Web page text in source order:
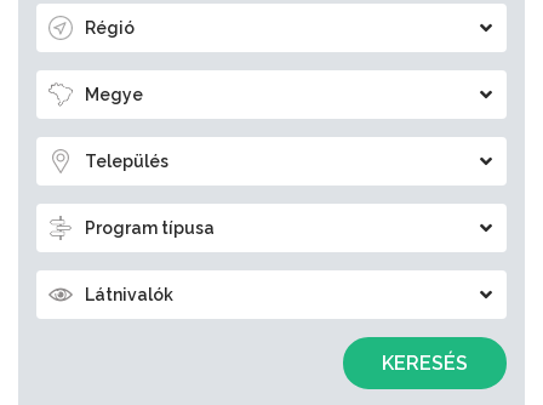
Régió
Megye
Település
Program típusa
Látnivalók
KERESÉS